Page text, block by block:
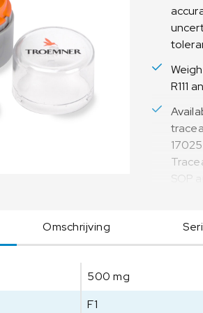
R111
SOP
F1
are
Omschrijving
500 mg
F1